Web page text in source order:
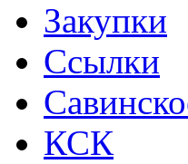
Закупки
Ссылки
КСК